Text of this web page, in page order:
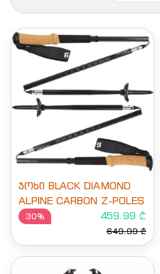
ჯოხი BLACK DIAMOND
ALPINE CARBON Z-POLES
459.99 ₾
649.99 ₾
30%